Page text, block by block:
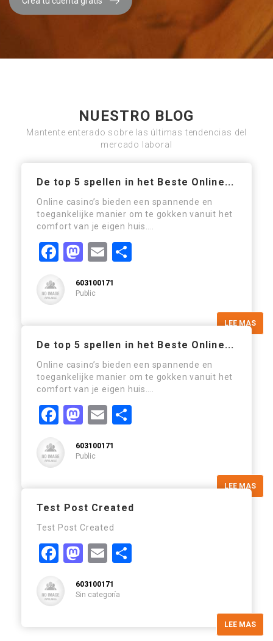
NUESTRO BLOG
Mantente enterado sobre las últimas tendencias del
mercado laboral
De top 5 spellen in het Beste Online...
Online casino’s bieden een spannende en
toegankelijke manier om te gokken vanuit het
comfort van je eigen huis….
Facebook
Mastodon
Email
603100171
Public
LEE MAS
De top 5 spellen in het Beste Online...
Online casino’s bieden een spannende en
toegankelijke manier om te gokken vanuit het
comfort van je eigen huis….
Facebook
Mastodon
Email
603100171
Public
LEE MAS
Test Post Created
Test Post Created
Facebook
Mastodon
Email
603100171
Sin categoría
LEE MAS